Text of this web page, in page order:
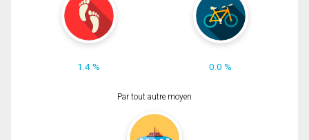
1.4 % 0.0 %
Par tout autre moyen